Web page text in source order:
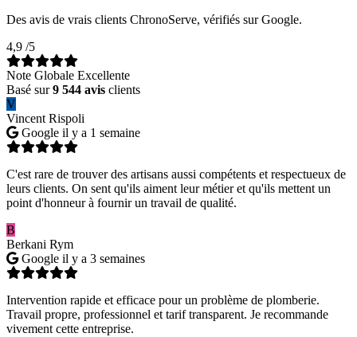
Des avis de vrais clients ChronoServe, vérifiés sur Google.
4,9 /5
Note Globale Excellente
Basé sur9 544 avis clients
V
Vincent Rispoli
Google il y a 1 semaine
C'est rare de trouver des artisans aussi compétents et respectueux de
leurs clients. On sent qu'ils aiment leur métier et qu'ils mettent un
point d'honneur à fournir un travail de qualité.
B
Berkani Rym
Google il y a 3 semaines
Intervention rapide et efficace pour un problème de plomberie.
Travail propre, professionnel et tarif transparent. Je recommande
vivement cette entreprise.